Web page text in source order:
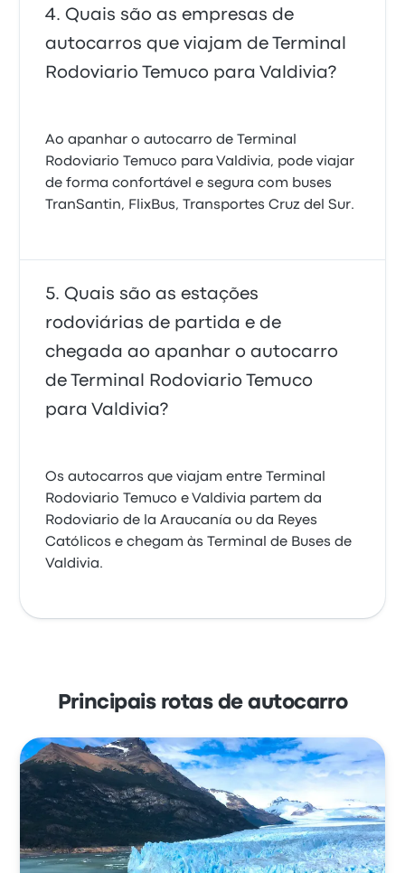
Quais são as empresas de
autocarros que viajam de Terminal
Rodoviario Temuco para Valdivia?
Ao apanhar o autocarro de Terminal
Rodoviario Temuco para Valdivia, pode viajar
de forma confortável e segura com buses
TranSantin, FlixBus, Transportes Cruz del Sur.
Quais são as estações
rodoviárias de partida e de
chegada ao apanhar o autocarro
de Terminal Rodoviario Temuco
para Valdivia?
Os autocarros que viajam entre Terminal
Rodoviario Temuco e Valdivia partem da
Rodoviario de la Araucanía ou da Reyes
Católicos e chegam às Terminal de Buses de
Valdivia.
Principais rotas de autocarro